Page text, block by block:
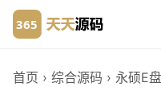
首页 › 综合源码 › 永硕E